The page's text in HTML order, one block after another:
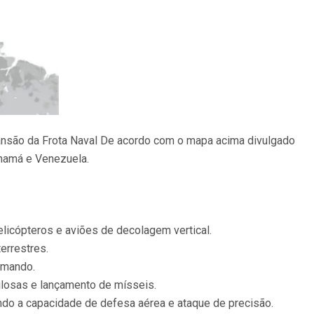
da Frota Naval De acordo com o mapa acima divulgado
e Venezuela.
e aviões de decolagem vertical.
e lançamento de mísseis.
a capacidade de defesa aérea e ataque de precisão.